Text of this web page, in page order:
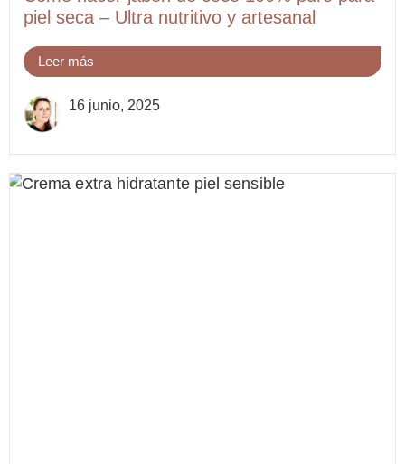
piel seca – Ultra nutritivo y artesanal
Leer más
16 junio, 2025